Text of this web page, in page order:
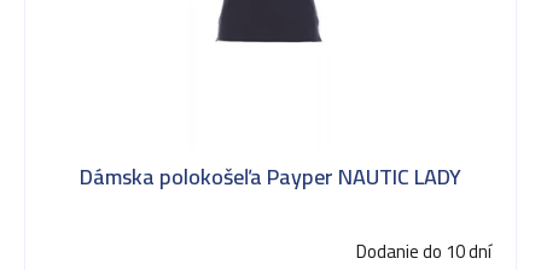
Dámska polokošeľa Payper NAUTIC LADY
Dodanie do 10 dní